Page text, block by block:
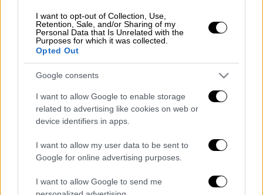
I want to opt-out of Collection, Use,
Retention, Sale, and/or Sharing of my
Personal Data that Is Unrelated with the
Purposes for which it was collected.
Opted Out
Google consents
I want to allow Google to enable storage
related to advertising like cookies on web or
device identifiers in apps.
I want to allow my user data to be sent to
Google for online advertising purposes.
I want to allow Google to send me
(πετρελαιοκινητήρας 2.0L EcoBlue με 150
ίππους με ενσωματωμένη μίζα/γεννήτρια και
αερόψυκτη μπαταρία ιόντων λιθίου των 48
Volt) και την έκδοση Hybrid (πλήρως
υβριδικό σύστημα κίνησης με αμιγώς
ηλεκτρική λειτουργία που συνδυάζει
βενζινοκινητήρα 2.5L, ηλεκτροκινητήρα,
γεννήτρια, μπαταρία ιόντων λιθίου και
αυτόματο σύστημα κατανομής της ροπής που
έχει εξελίξει η Ford).
Το νέο Ford Kuga είναι επίσης διαθέσιμο